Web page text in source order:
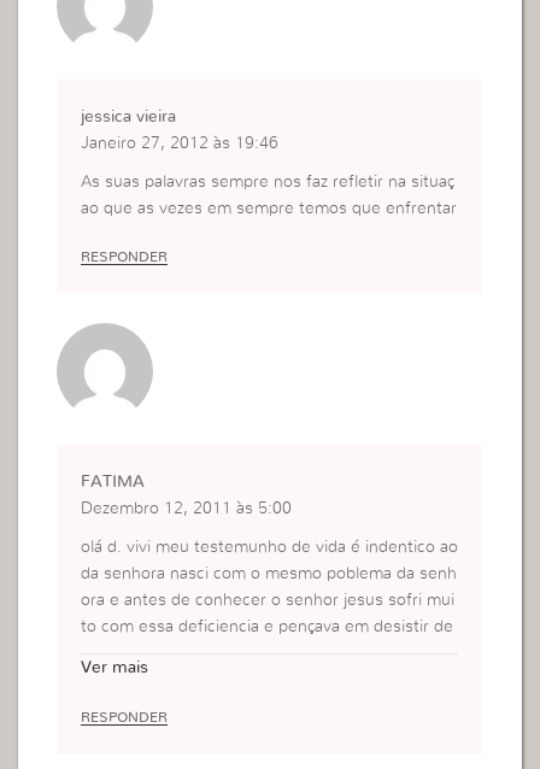
u sou livre!!! srsr Deus abençoe…
jessica vieira
Janeiro 27, 2012 às 19:46
As suas palavras sempre nos faz refletir na situaç
ao que as vezes em sempre temos que enfrentar
RESPONDER
FATIMA
Dezembro 12, 2011 às 5:00
olá d. vivi meu testemunho de vida é indentico ao
da senhora nasci com o mesmo poblema da senh
ora e antes de conhecer o senhor jesus sofri mui
to com essa deficiencia e pençava em desistir de
Ver mais
RESPONDER